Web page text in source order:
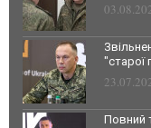
"старої
Повний